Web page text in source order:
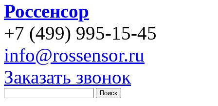
Россенсор
+7 (499) 995-15-45
info@rossensor.ru
Заказать звонок